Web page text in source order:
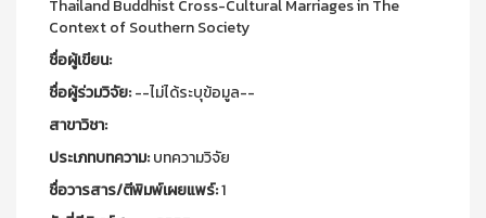
Thailand Buddhist Cross-Cultural Marriages in The
Context of Southern Society
ชื่อผู้เขียน:
ชื่อผู้ร่วมวิจัย:--ไม่ได้ระบุข้อมูล--
สาขาวิชา:
ประเภทบทความ:บทความวิจัย
ชื่อวารสาร/ตีพิมพ์เผยแพร์:1